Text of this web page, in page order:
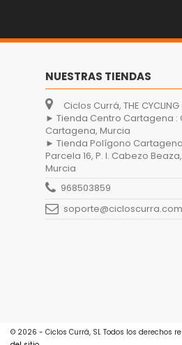
NUESTRAS TIENDAS
Ciclos Currá, THE CYCLING
► Tienda Centro Cartagena :
Cartagena, Murcia
► Tienda Polígono
Parcela 16, P. I. Cabezo
Murcia
968503859
soporte@cicloscurra.com
© 2026 - Ciclos Currá, SL Todos los derechos